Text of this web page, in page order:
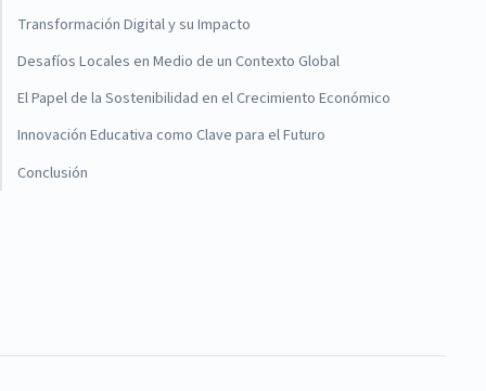
Transformación Digital y su Impacto
Desafíos Locales en Medio de un Contexto Global
El Papel de la Sostenibilidad en el Crecimiento Económico
Innovación Educativa como Clave para el Futuro
Conclusión